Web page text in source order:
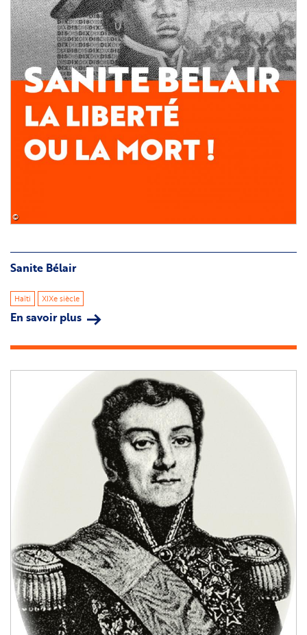
©
Sanite Bélair
Haïti XIXe siècle
En savoir plus sur
Bélair